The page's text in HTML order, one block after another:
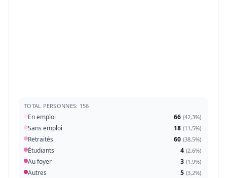
TOTAL PERSONNES: 156
En emploi 66 (42,3%)
Sans emploi 18 (11,5%)
Retraités 60 (38,5%)
Étudiants 4 (2,6%)
Au foyer 3 (1,9%)
Autres 5 (3,2%)